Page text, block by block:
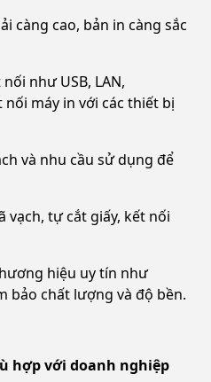
càng cao, bản in càng sắc
như USB, LAN,
máy in với các thiết bị
và nhu cầu sử dụng để
vạch, tự cắt giấy, kết nối
hiệu uy tín như
bảo chất lượng và độ bền.
hợp với doanh nghiệp